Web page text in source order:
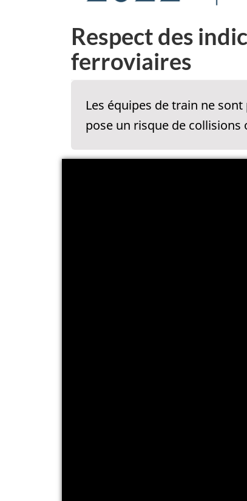
Respect des
ferroviaires
Les équipes de train ne
pose un risque de